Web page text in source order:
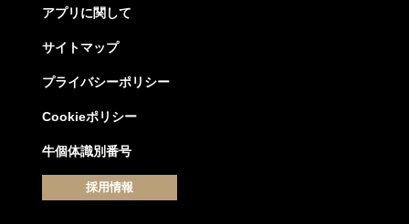
アプリに関して
サイトマップ
プライバシーポリシー
Cookieポリシー
牛個体識別番号
採用情報